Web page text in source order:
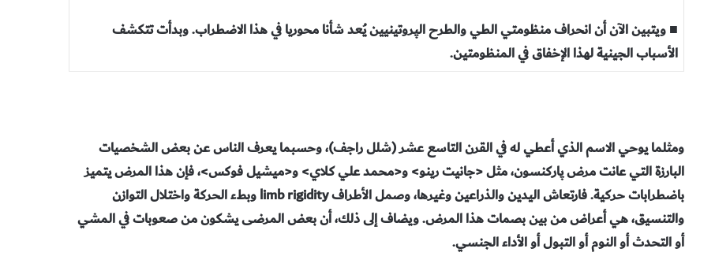
■ ويتبين الآن أن انحراف منظومتي الطي والطرح الپروتينيين يُعد شأنا محوريا في هذا الاضطراب. وبدأت تتكشف
الأسباب الجينية لهذا الإخفاق في المنظومتين.
ومثلما يوحي الاسم الذي أعطي له في القرن التاسع عشر (شلل راجف)، وحسبما يعرف الناس عن بعض الشخصيات
البارزة التي عانت مرض پاركنسون، مثل <جانيت رينو> و<محمد علي كلاي> و<ميشيل فوكس>، فإن هذا المرض يتميز
باضطرابات حركية. فارتعاش اليدين والذراعين وغيرها، وصمل الأطراف limb rigidity وبطء الحركة واختلال التوازن
والتنسيق، هي أعراض من بين بصمات هذا المرض. ويضاف إلى ذلك، أن بعض المرضى يشكون من صعوبات في المشي
أو التحدث أو النوم أو التبول أو الأداء الجنسي.